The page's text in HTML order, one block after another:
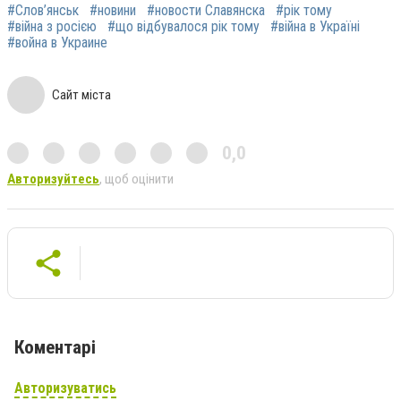
#Слов’янськ #новини #новости Славянска
#рік тому
#війна з росією
#що відбувалося рік тому
#війна в Україні
#война в Украине
Сайт міста
0,0
Авторизуйтесь, щоб оцінити
Коментарі
Авторизуватись